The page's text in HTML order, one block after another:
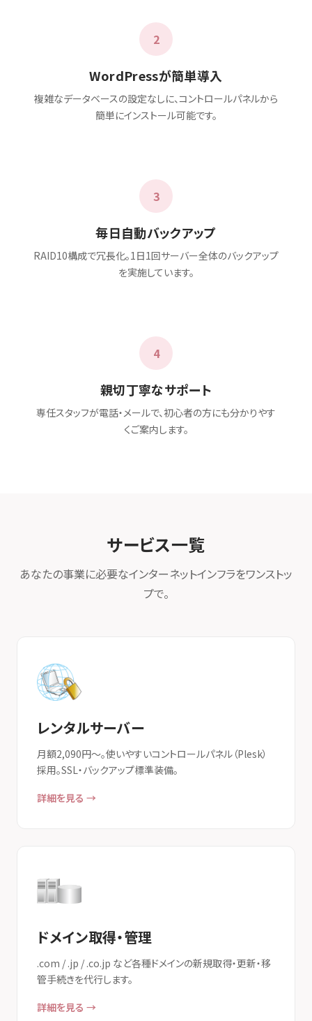
2
WordPressが簡単導入
複雑なデータベースの設定なしに、コントロールパネルから
簡単にインストール可能です。
3
毎日自動バックアップ
RAID10構成で冗長化。1日1回サーバー全体のバックアップ
を実施しています。
4
親切丁寧なサポート
専任スタッフが電話・メールで、初心者の方にも分かりやす
くご案内します。
サービス一覧
あなたの事業に必要なインターネットインフラをワンストッ
プで。
レンタルサーバー
月額2,090円〜。使いやすいコントロールパネル（Plesk）
採用。SSL・バックアップ標準装備。
詳細を見る →
ドメイン取得・管理
.com / .jp / .co.jp など各種ドメインの新規取得・更新・移
管手続きを代行します。
詳細を見る →